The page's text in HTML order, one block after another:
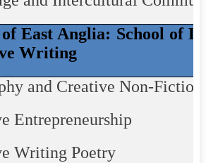
East Anglia: School of
Writing
and Creative Non-Fiction
Entrepreneurship
Writing Poetry